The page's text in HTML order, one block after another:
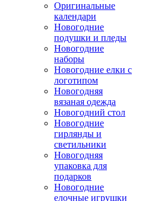
Оригинальные
календари
Новогодние
подушки и пледы
Новогодние
наборы
Новогодние елки с
логотипом
Новогодняя
вязаная одежда
Новогодний стол
Новогодние
гирлянды и
светильники
Новогодняя
упаковка для
подарков
Новогодние
елочные игрушки